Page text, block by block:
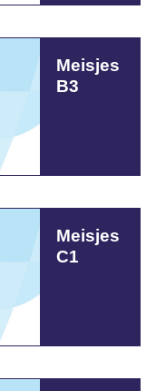
Meisjes
B3
Meisjes
C1